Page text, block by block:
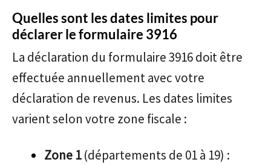
Quelles sont les dates limites pour
déclarer le formulaire 3916
La déclaration du formulaire 3916 doit être
effectuée annuellement avec votre
déclaration de revenus. Les dates limites
varient selon votre zone fiscale :
Zone 1(départements de 01 à 19) :